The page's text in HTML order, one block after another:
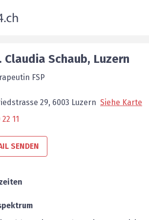
Claudia Schaub, Luzern
FSP
29, 6003 Luzern Siehe Karte
11
SENDEN